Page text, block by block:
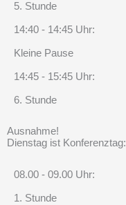
5. Stunde
14:40 - 14:45 Uhr:
Kleine Pause
14:45 - 15:45 Uhr:
6. Stunde
Ausnahme!
Dienstag ist Konferenztag:
08.00 - 09.00 Uhr:
1. Stunde